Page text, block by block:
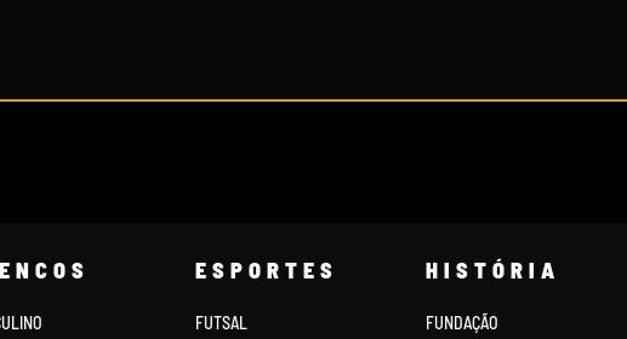
ESPORTES
FUTSAL
HISTÓRIA
FUNDAÇÃO